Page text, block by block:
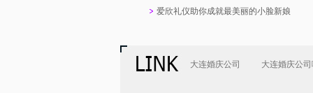
爱欣礼仪助你成就最美丽的小脸新娘
大连婚庆公司 大连婚庆公